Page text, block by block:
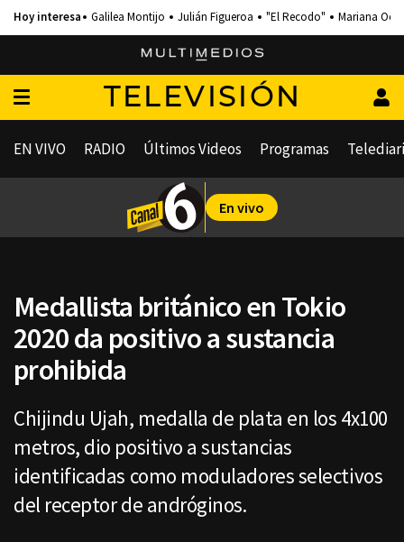
Galilea Montijo Julián Figueroa "El Recodo" Mariana
TELEVISIÓN
EN VIVO RADIO Últimos Videos Programas
En vivo
Medallista británico en Tokio
2020 da positivo a sustancia
prohibida
Chijindu Ujah, medalla de plata en los 4x100
metros, dio positivo a sustancias
identificadas como moduladores selectivos
del receptor de andróginos.